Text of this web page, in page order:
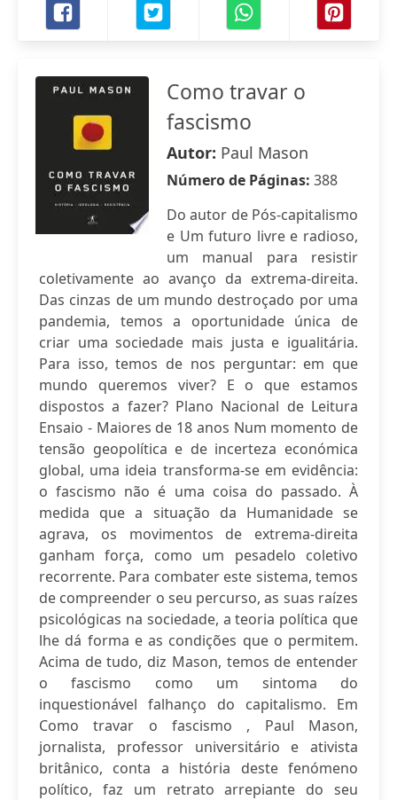
Como travar o
fascismo
Autor: Paul Mason
Número de Páginas: 388
Do autor de Pós-capitalismo
e Um futuro livre e radioso,
um manual para resistir
coletivamente ao avanço da extrema-direita.
Das cinzas de um mundo destroçado por uma
pandemia, temos a oportunidade única de
criar uma sociedade mais justa e igualitária.
Para isso, temos de nos perguntar: em que
mundo queremos viver? E o que estamos
dispostos a fazer? Plano Nacional de Leitura
Ensaio - Maiores de 18 anos Num momento de
tensão geopolítica e de incerteza económica
global, uma ideia transforma-se em evidência:
o fascismo não é uma coisa do passado. À
medida que a situação da Humanidade se
agrava, os movimentos de extrema-direita
ganham força, como um pesadelo coletivo
recorrente. Para combater este sistema, temos
de compreender o seu percurso, as suas raízes
psicológicas na sociedade, a teoria política que
lhe dá forma e as condições que o permitem.
Acima de tudo, diz Mason, temos de entender
o fascismo como um sintoma do
inquestionável falhanço do capitalismo. Em
Como travar o fascismo , Paul Mason,
jornalista, professor universitário e ativista
britânico, conta a história deste fenómeno
político, faz um retrato arrepiante do seu